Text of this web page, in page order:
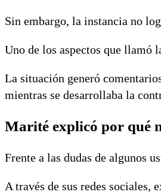
Sin embargo, la instancia no
Uno de los aspectos que llamó
La situación generó
mientras se desarrollaba la
Marité explicó por qué
Frente a las dudas de algunos
A través de sus redes